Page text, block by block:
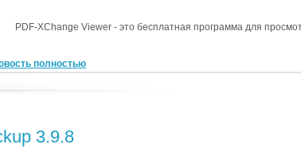
PDF-XChange Viewer - это бесплатная программа для
полностью
3.9.8